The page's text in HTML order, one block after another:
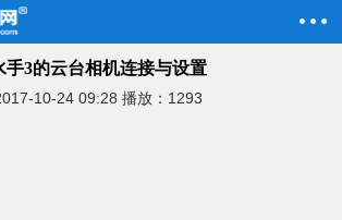
手3的云台相机连接与设置
10-24 09:28 播放：1293